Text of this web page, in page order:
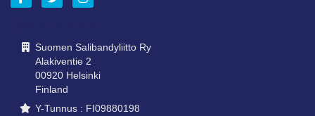
Suomen Salibandyliitto Ry
Alakiventie 2
00920 Helsinki
Finland
Y-Tunnus : FI09880198